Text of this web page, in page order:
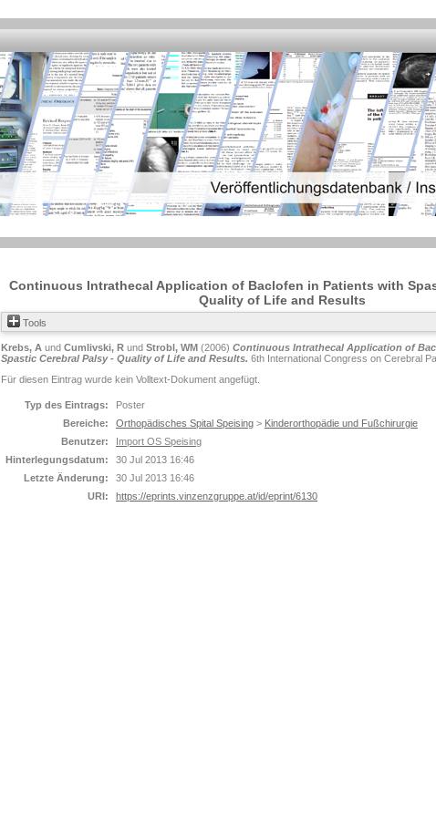
Continuous Intrathecal Application of Baclofen in Patients with
Quality of Life and Results
Tools
Krebs, A und Cumlivski, R und Strobl, WM (2006) Continuous Intrathecal Application of
Spastic Cerebral Palsy - Quality of Life and Results. 6th International Congress on Cerebral
Für diesen Eintrag wurde kein Volltext-Dokument angefügt.
Typ des Eintrags:
Poster
Bereiche:
Orthopädisches Spital Speising > Kinderorthopädie und Fußchirurgie
Benutzer:
Import OS Speising
Hinterlegungsdatum:
30 Jul 2013 16:46
Letzte Änderung:
30 Jul 2013 16:46
URI:
https://eprints.vinzenzgruppe.at/id/eprint/6130